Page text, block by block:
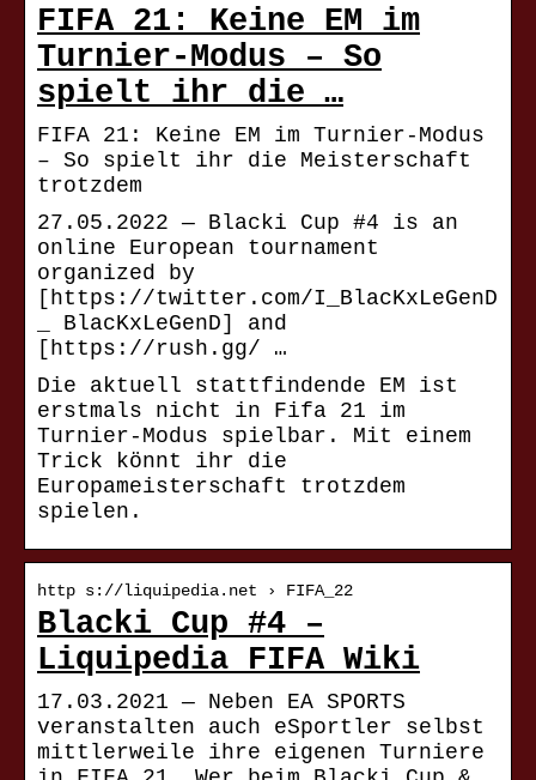
FIFA 21: Keine EM im
Turnier-Modus – So
spielt ihr die …
FIFA 21: Keine EM im Turnier-Modus
– So spielt ihr die Meisterschaft
trotzdem
27.05.2022 — Blacki Cup #4 is an
online European tournament
organized by
[https://twitter.com/I_BlacKxLeGenD
_ BlacKxLeGenD] and
[https://rush.gg/ …
Die aktuell stattfindende EM ist
erstmals nicht in Fifa 21 im
Turnier-Modus spielbar. Mit einem
Trick könnt ihr die
Europameisterschaft trotzdem
spielen.
http s://liquipedia.net › FIFA_22
Blacki Cup #4 –
Liquipedia FIFA Wiki
17.03.2021 — Neben EA SPORTS
veranstalten auch eSportler selbst
mittlerweile ihre eigenen Turniere